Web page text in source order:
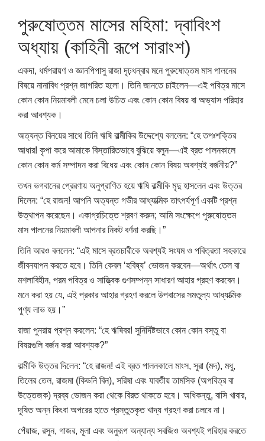
পুরুষোত্তম মাসের মহিমা: দ্বাবিংশ
অধ্যায় (কাহিনী রূপে সারাংশ)
একদা, ধর্মপরায়ণ ও জ্ঞানপিপাসু রাজা দৃঢ়ধন্বার মনে পুরুষোত্তম মাস পালনের
বিষয়ে নানাবিধ প্রশ্ন জাগরিত হলো। তিনি জানতে চাইলেন—এই পবিত্র মাসে
কোন কোন নিয়মাবলী মেনে চলা উচিত এবং কোন কোন বিষয় বা অভ্যাস পরিহার
করা আবশ্যক।
অত্যন্ত বিনয়ের সাথে তিনি ঋষি বাল্মীকির উদ্দেশ্যে বললেন: “হে তপঃশক্তির
আধার! কৃপা করে আমাকে বিস্তারিতভাবে বুঝিয়ে বলুন—এই ব্রত পালনকালে
কোন কোন কর্ম সম্পাদন করা বিধেয় এবং কোন কোন বিষয় অবশ্যই বর্জনীয়?”
তখন ভগবানের প্রেরণায় অনুপ্রাণিত হয়ে ঋষি বাল্মীকি মৃদু হাসলেন এবং উত্তর
দিলেন: “হে রাজন! আপনি অত্যন্ত গভীর আধ্যাত্মিক তাৎপর্যপূর্ণ একটি প্রশ্ন
উত্থাপন করেছেন। একাগ্রচিত্তে শ্রবণ করুন; আমি সংক্ষেপে পুরুষোত্তম
মাস পালনের নিয়মাবলী আপনার নিকট বর্ণনা করছি।”
তিনি আরও বললেন: “এই মাসে ব্রতচারীকে অবশ্যই সংযম ও পবিত্রতা সহকারে
জীবনযাপন করতে হবে। তিনি কেবল ‘হবিষ্য’ ভোজন করবেন—অর্থাৎ তেল বা
মশলাবিহীন, পরম পবিত্র ও সাত্ত্বিক গুণসম্পন্ন সাধারণ আহার গ্রহণ করবেন।
মনে করা হয় যে, এই প্রকার আহার গ্রহণ করলে উপবাসের সমতুল্য আধ্যাত্মিক
পুণ্য লাভ হয়।”
রাজা পুনরায় প্রশ্ন করলেন: “হে ঋষিবর! সুনির্দিষ্টভাবে কোন কোন বস্তু বা
বিষয়গুলি বর্জন করা আবশ্যক?”
বাল্মীকি উত্তর দিলেন: “হে রাজন! এই ব্রত পালনকালে মাংস, সুরা (মদ), মধু,
তিলের তেল, রাজমা (কিডনি বিন), সরিষা এবং যাবতীয় তামসিক (অপবিত্র বা
উত্তেজক) দ্রব্য ভোজন করা থেকে বিরত থাকতে হবে। অধিকন্তু, বাসি খাবার,
দূষিত অন্ন কিংবা অপরের হাতে প্রস্তুতকৃত খাদ্য গ্রহণ করা চলবে না।
পেঁয়াজ, রসুন, গাজর, মূলা এবং অনুরূপ অন্যান্য সবজিও অবশ্যই পরিহার করতে